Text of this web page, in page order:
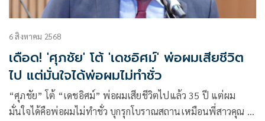
6 สิงหาคม 2568
เดือด! 'ศุภชัย' โต้ 'เดชอิศม์' พ่อผมเสียชีวิต
ไป แต่มั่นใจได้พ่อผมไม่ทำชั่ว
“ศุภชัย” โต้ “เดชอิศม์” พ่อผมเสียชีวิตไปแล้ว 35 ปี แต่ผม
มั่นใจได้คือพ่อผมไม่ทำชั่ว บุกรุกโบราณสถานเหมือนพี่สาวคุณ พี่